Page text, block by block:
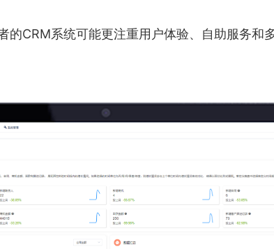
的CRM系统可能更注重用户体验、自助服务和